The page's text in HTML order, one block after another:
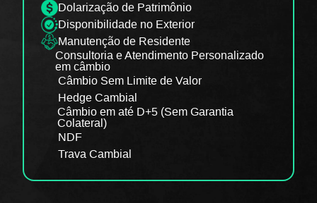
Dolarização de Patrimônio
Disponibilidade no Exterior
Manutenção de Residente
Consultoria e Atendimento Personalizado
em câmbio
Câmbio Sem Limite de Valor
Hedge Cambial
Câmbio em até D+5 (Sem Garantia
Colateral)
NDF
Trava Cambial